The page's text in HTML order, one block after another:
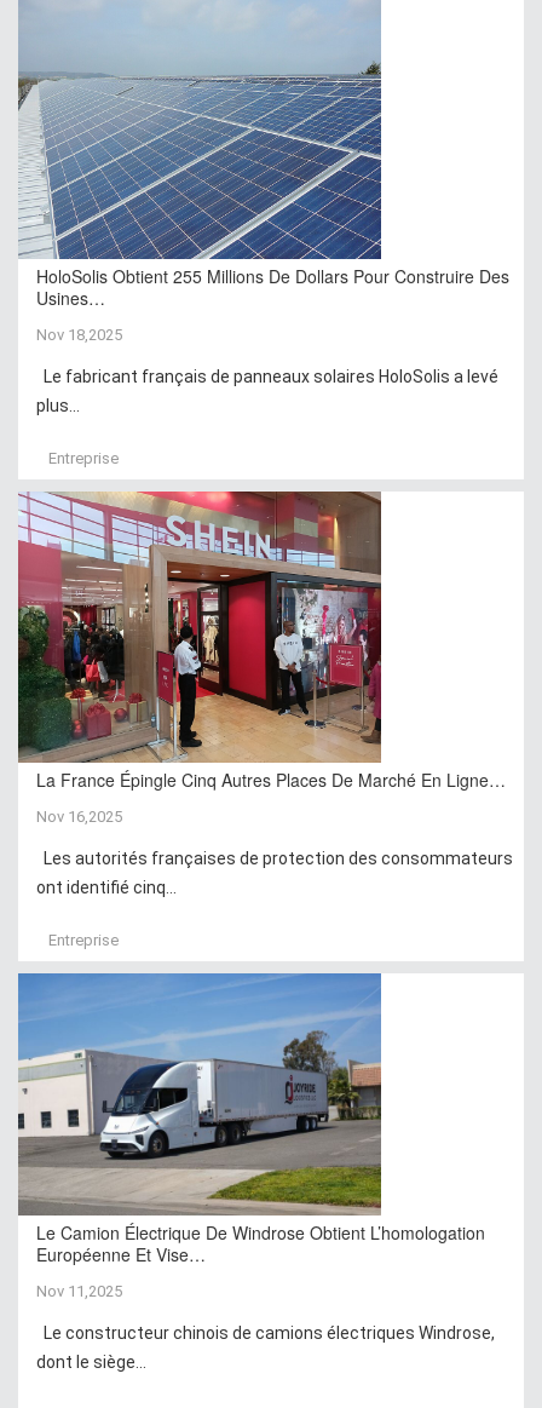
HoloSolis Obtient 255 Millions De Dollars Pour Construire Des
Usines…
Nov 18,2025
Le fabricant français de panneaux solaires HoloSolis a levé
plus...
Entreprise
La France Épingle Cinq Autres Places De Marché En Ligne…
Nov 16,2025
Les autorités françaises de protection des consommateurs
ont identifié cinq...
Entreprise
Le Camion Électrique De Windrose Obtient L’homologation
Européenne Et Vise…
Nov 11,2025
Le constructeur chinois de camions électriques Windrose,
dont le siège...